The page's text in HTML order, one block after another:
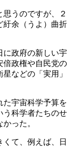
うのですが、２
紆余（うよ）曲折
に政府の新しい宇
倍政権や自民党の
などの「実用」
た宇宙科学予算を
う科学者たちのせ
った。
て、例えば、日